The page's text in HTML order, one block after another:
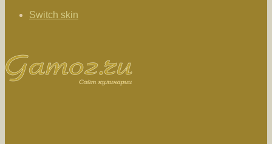
Switch skin